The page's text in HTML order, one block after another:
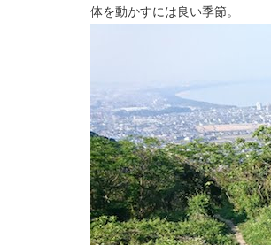
体を動かすには良い季節。